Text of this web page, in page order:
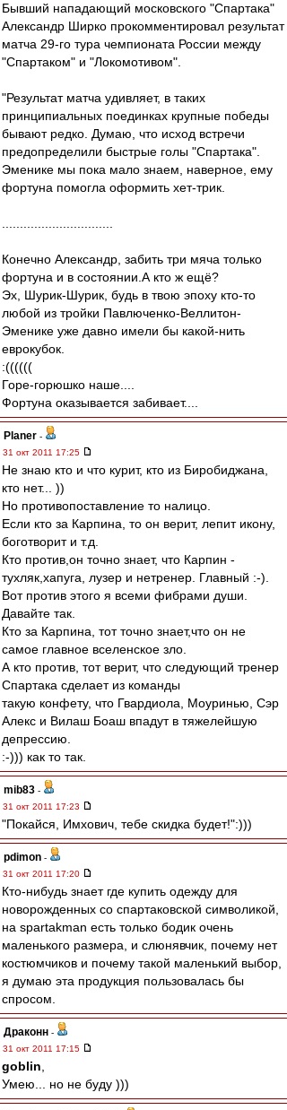
Бывший нападающий московского "Спартака"
Александр Ширко прокомментировал результат
матча 29-го тура чемпионата России между
"Спартаком" и "Локомотивом".
"Результат матча удивляет, в таких
принципиальных поединках крупные победы
бывают редко. Думаю, что исход встречи
предопределили быстрые голы "Спартака".
Эменике мы пока мало знаем, наверное, ему
фортуна помогла оформить хет-трик.
Конечно Александр, забить три мяча только
фортуна и в состоянии.А кто ж ещё?
Эх, Шурик-Шурик, будь в твою эпоху кто-то
любой из тройки Павлюченко-Веллитон-
Эменике уже давно имели бы какой-нить
еврокубок.
:((((((
Горе-горюшко наше....
Фортуна оказывается забивает....
Planer -
31 окт 2011 17:25
Не знаю кто и что курит, кто из Биробиджана,
кто нет... ))
Но противопоставление то налицо.
Если кто за Карпина, то он верит, лепит икону,
боготворит и т.д.
Кто против,он точно знает, что Карпин -
тухляк,хапуга, лузер и нетренер. Главный :-).
Вот против этого я всеми фибрами души.
Давайте так.
Кто за Карпина, тот точно знает,что он не
самое главное вселенское зло.
А кто против, тот верит, что следующий тренер
Спартака сделает из команды
такую конфету, что Гвардиола, Моуринью, Сэр
Алекс и Вилаш Боаш впадут в тяжелейшую
депрессию.
:-))) как то так.
mib83 -
31 окт 2011 17:23
"Покайся, Имхович, тебе скидка будет!":)))
pdimon -
31 окт 2011 17:20
Кто-нибудь знает где купить одежду для
новорожденных со спартаковской символикой,
на spartakman есть только бодик очень
маленького размера, и слюнявчик, почему нет
костюмчиков и почему такой маленький выбор,
я думаю эта продукция пользовалась бы
спросом.
Драконн -
31 окт 2011 17:15
goblin
Умею... но не буду )))